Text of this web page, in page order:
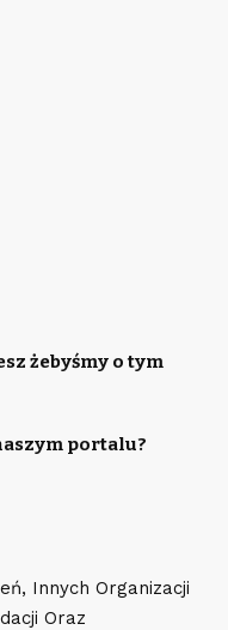
żebyśmy o tym
portalu?
Innych Organizacji
Oraz